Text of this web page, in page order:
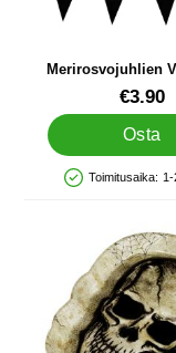
Merirosvojuhlien
Tuote.nro 15925€3.90
Osta
Saatavuus:
Toimitusaika:
Merkitse